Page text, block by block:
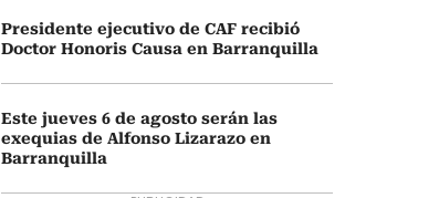
Presidente ejecutivo de CAF recibió
Doctor Honoris Causa en Barranquilla
Este jueves 6 de agosto serán las
exequias de Alfonso Lizarazo en
Barranquilla